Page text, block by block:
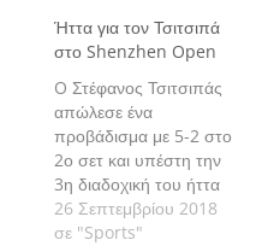
τενίστα, κάνοντας έναν
πολύ καλό αγώνα.
Ήττα για τον Τσιτσιπά
στο Shenzhen Open
O Στέφανος Τσιτσιπάς
απώλεσε ένα
προβάδισμα με 5-2 στο
2ο σετ και υπέστη την
3η διαδοχική του ήττα
στο tour.
26 Σεπτεμβρίου 2018
σε "Sports"